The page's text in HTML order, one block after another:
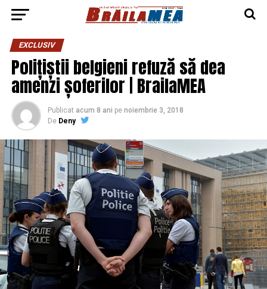
EXCLUSIV
Polițiștii belgieni refuză să dea
amenzi șoferilor | BrailaMEA
Publicat acum 8 ani pe noiembrie 3, 2018
De Deny